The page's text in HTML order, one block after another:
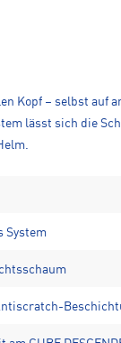
Kopf – selbst auf
lässt sich die
System